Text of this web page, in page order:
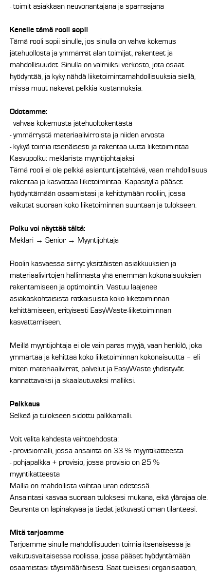
- toimit asiakkaan neuvonantajana ja sparraajana
Kenelle tämä rooli sopii
Tämä rooli sopii sinulle, jos sinulla on vahva kokemus
jätehuollosta ja ymmärrät alan toimijat, rakenteet ja
mahdollisuudet. Sinulla on valmiiksi verkosto, jota osaat
hyödyntää, ja kyky nähdä liiketoimintamahdollisuuksia siellä,
missä muut näkevät pelkkiä kustannuksia.
Odotamme:
- vahvaa kokemusta jätehuoltokentästä
- ymmärrystä materiaalivirroista ja niiden arvosta
- kykyä toimia itsenäisesti ja rakentaa uutta liiketoimintaa
Kasvupolku: meklarista myyntijohtajaksi
Tämä rooli ei ole pelkkä asiantuntijatehtävä, vaan mahdollisuus
rakentaa ja kasvattaa liiketoimintaa. Kapasitylla pääset
hyödyntämään osaamistasi ja kehittymään rooliin, jossa
vaikutat suoraan koko liiketoiminnan suuntaan ja tulokseen.
Polku voi näyttää tältä:
Meklari → Senior → Myyntijohtaja
Roolin kasvaessa siirryt yksittäisten asiakkuuksien ja
materiaalivirtojen hallinnasta yhä enemmän kokonaisuuksien
rakentamiseen ja optimointiin. Vastuu laajenee
asiakaskohtaisista ratkaisuista koko liiketoiminnan
kehittämiseen, erityisesti EasyWaste-liiketoiminnan
kasvattamiseen.
Meillä myyntijohtaja ei ole vain paras myyjä, vaan henkilö, joka
ymmärtää ja kehittää koko liiketoiminnan kokonaisuutta – eli
miten materiaalivirrat, palvelut ja EasyWaste yhdistyvät
kannattavaksi ja skaalautuvaksi malliksi.
Palkkaus
Selkeä ja tulokseen sidottu palkkamalli.
Voit valita kahdesta vaihtoehdosta:
- provisiomalli, jossa ansainta on 33 % myyntikatteesta
- pohjapalkka + provisio, jossa provisio on 25 %
myyntikatteesta
Mallia on mahdollista vaihtaa uran edetessä.
Ansaintasi kasvaa suoraan tuloksesi mukana, eikä ylärajaa ole.
Seuranta on läpinäkyvää ja tiedät jatkuvasti oman tilanteesi.
Mitä tarjoamme
Tarjoamme sinulle mahdollisuuden toimia itsenäisessä ja
vaikutusvaltaisessa roolissa, jossa pääset hyödyntämään
osaamistasi täysimääräisesti. Saat tueksesi organisaation,